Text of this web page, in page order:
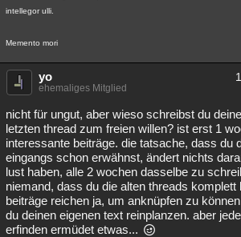
intellegor ulli.
Memento mori
yo
ehemaliges Mitglied
nicht für ungut, aber wieso schreibst du
letzten thread zum freien willen? ist erst 1
interessante beiträge. die tatsache, dass du
eingangs schon erwähnst, ändert nichts
lust haben, alle 2 wochen dasselbe zu
niemand, dass du die alten threads komplett
beiträge reichen ja, um anknüpfen zu
du deinen eigenen text reinplanzen. aber
erfinden ermüdet etwas...